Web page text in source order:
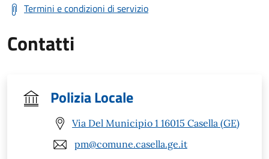
Termini e condizioni di servizio
Contatti
Polizia Locale
Via Del Municipio 1 16015 Casella (GE)
pm@comune.casella.ge.it